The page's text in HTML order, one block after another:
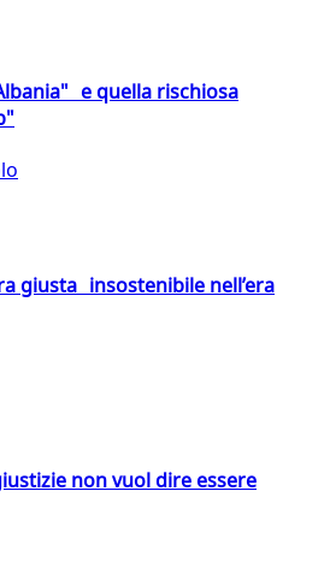
e quella rischiosa
giusta insostenibile nell’era
non vuol dire essere